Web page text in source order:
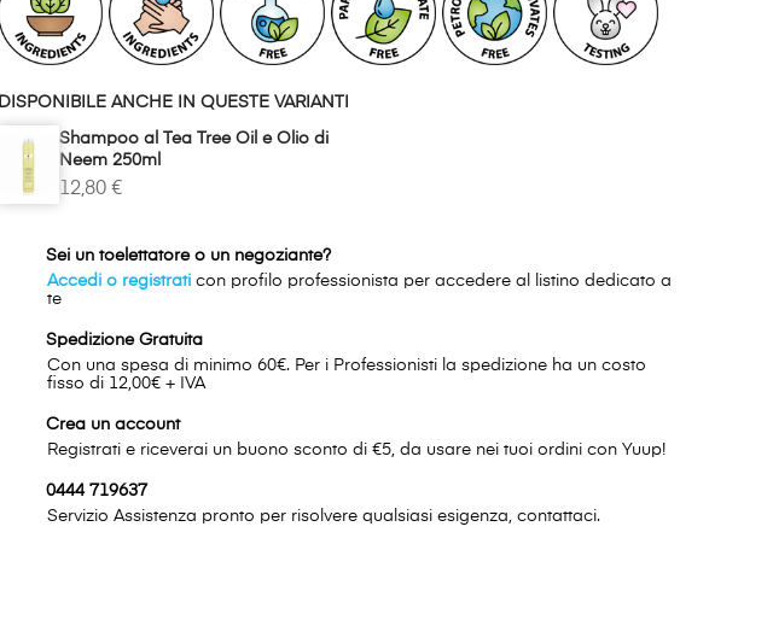
DISPONIBILE ANCHE IN QUESTE VARIANTI
Shampoo al Tea Tree Oil e Olio di
Neem 250ml
12,80 €
Sei un toelettatore o un negoziante?
Accedi o registrati con profilo professionista per accedere al listino dedicato a
te
Spedizione Gratuita
Con una spesa di minimo 60€. Per i Professionisti la spedizione ha un costo
fisso di 12,00€ + IVA
Crea un account
Registrati e riceverai un buono sconto di €5, da usare nei tuoi ordini con Yuup!
0444 719637
Servizio Assistenza pronto per risolvere qualsiasi esigenza, contattaci.